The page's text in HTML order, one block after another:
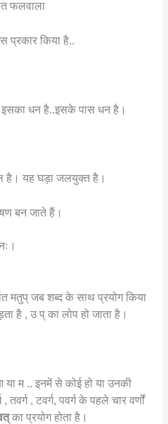
फलवाला
प्रकार किया है..
धन है..इसके पास धन है।
यह घड़ा जलयुक्त है।
बन जाते हैं।
मतुप् जब शब्द के साथ प्रयोग किया
है , उ प् का लोप हो जाता है।
या म .. इनमें से कोई हो या उनकी
, टवर्ग, पवर्ग के पहले चार वर्णों
का प्रयोग होता है।